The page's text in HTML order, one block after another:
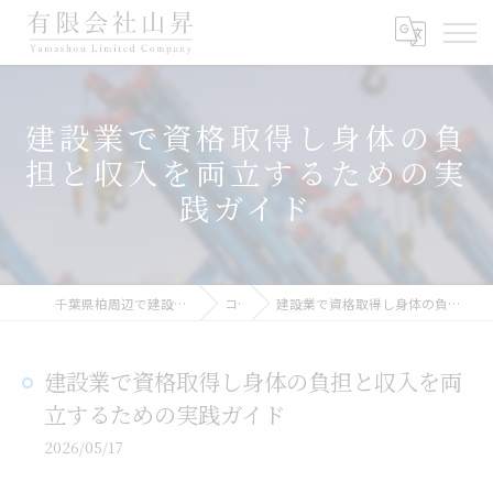
建設業で資格取得し身体の負
担と収入を両立するための実
践ガイド
千葉県柏周辺で建設業の求人なら有限会社山昇 コラム 建設業で資格取得し身体の負担と収入を両立するための実践ガイド
建設業で資格取得し身体の負担と収入を両
立するための実践ガイド
2026/05/17